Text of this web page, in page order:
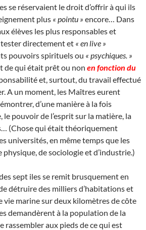
se réservaient le droit d’offrir à qui ils
plus « pointu » encore… Dans
élèves les plus responsables et
tester directement et « en live »
pouvoirs spirituels ou « psychiques. »
de qui était prêt ou non en fonction du
et, surtout, du travail effectué
A un moment, les Maîtres eurent
d’une manière à la fois
pouvoir de l’esprit sur la matière, la
(Chose qui était théoriquement
universités, en même temps que les
physique, de sociologie et d’industrie.)
sept iles se remit brusquement en
détruire des milliers d’habitations et
marine sur deux kilomètres de côte
demandèrent à la population de la
rassembler aux pieds de ce qui est